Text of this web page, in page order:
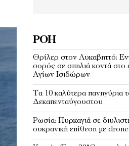
ΡΟΉ
Θρίλερ στον Λυκαβηττό:
σορός σε σπηλιά κοντά στο
Αγίων Ισιδώρων
Τα 10 καλύτερα πανηγύρια
Δεκαπενταύγουστου
Ρωσία: Πυρκαγιά σε
ουκρανική επίθεση με